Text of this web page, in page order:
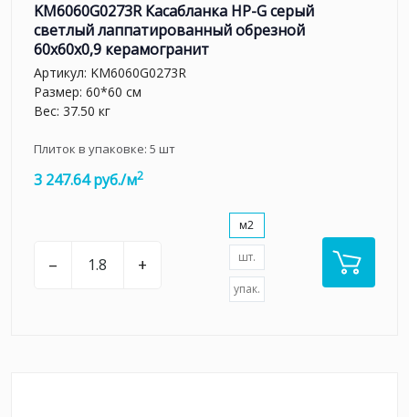
KM6060G0273R Касабланка HP-G серый
светлый лаппатированный обрезной
60x60x0,9 керамогранит
Артикул: KM6060G0273R
Размер: 60*60 см
Вес: 37.50 кг
Плиток в упаковке: 5 шт
3 247.64 руб./м2
– +
м2
шт.
упак.